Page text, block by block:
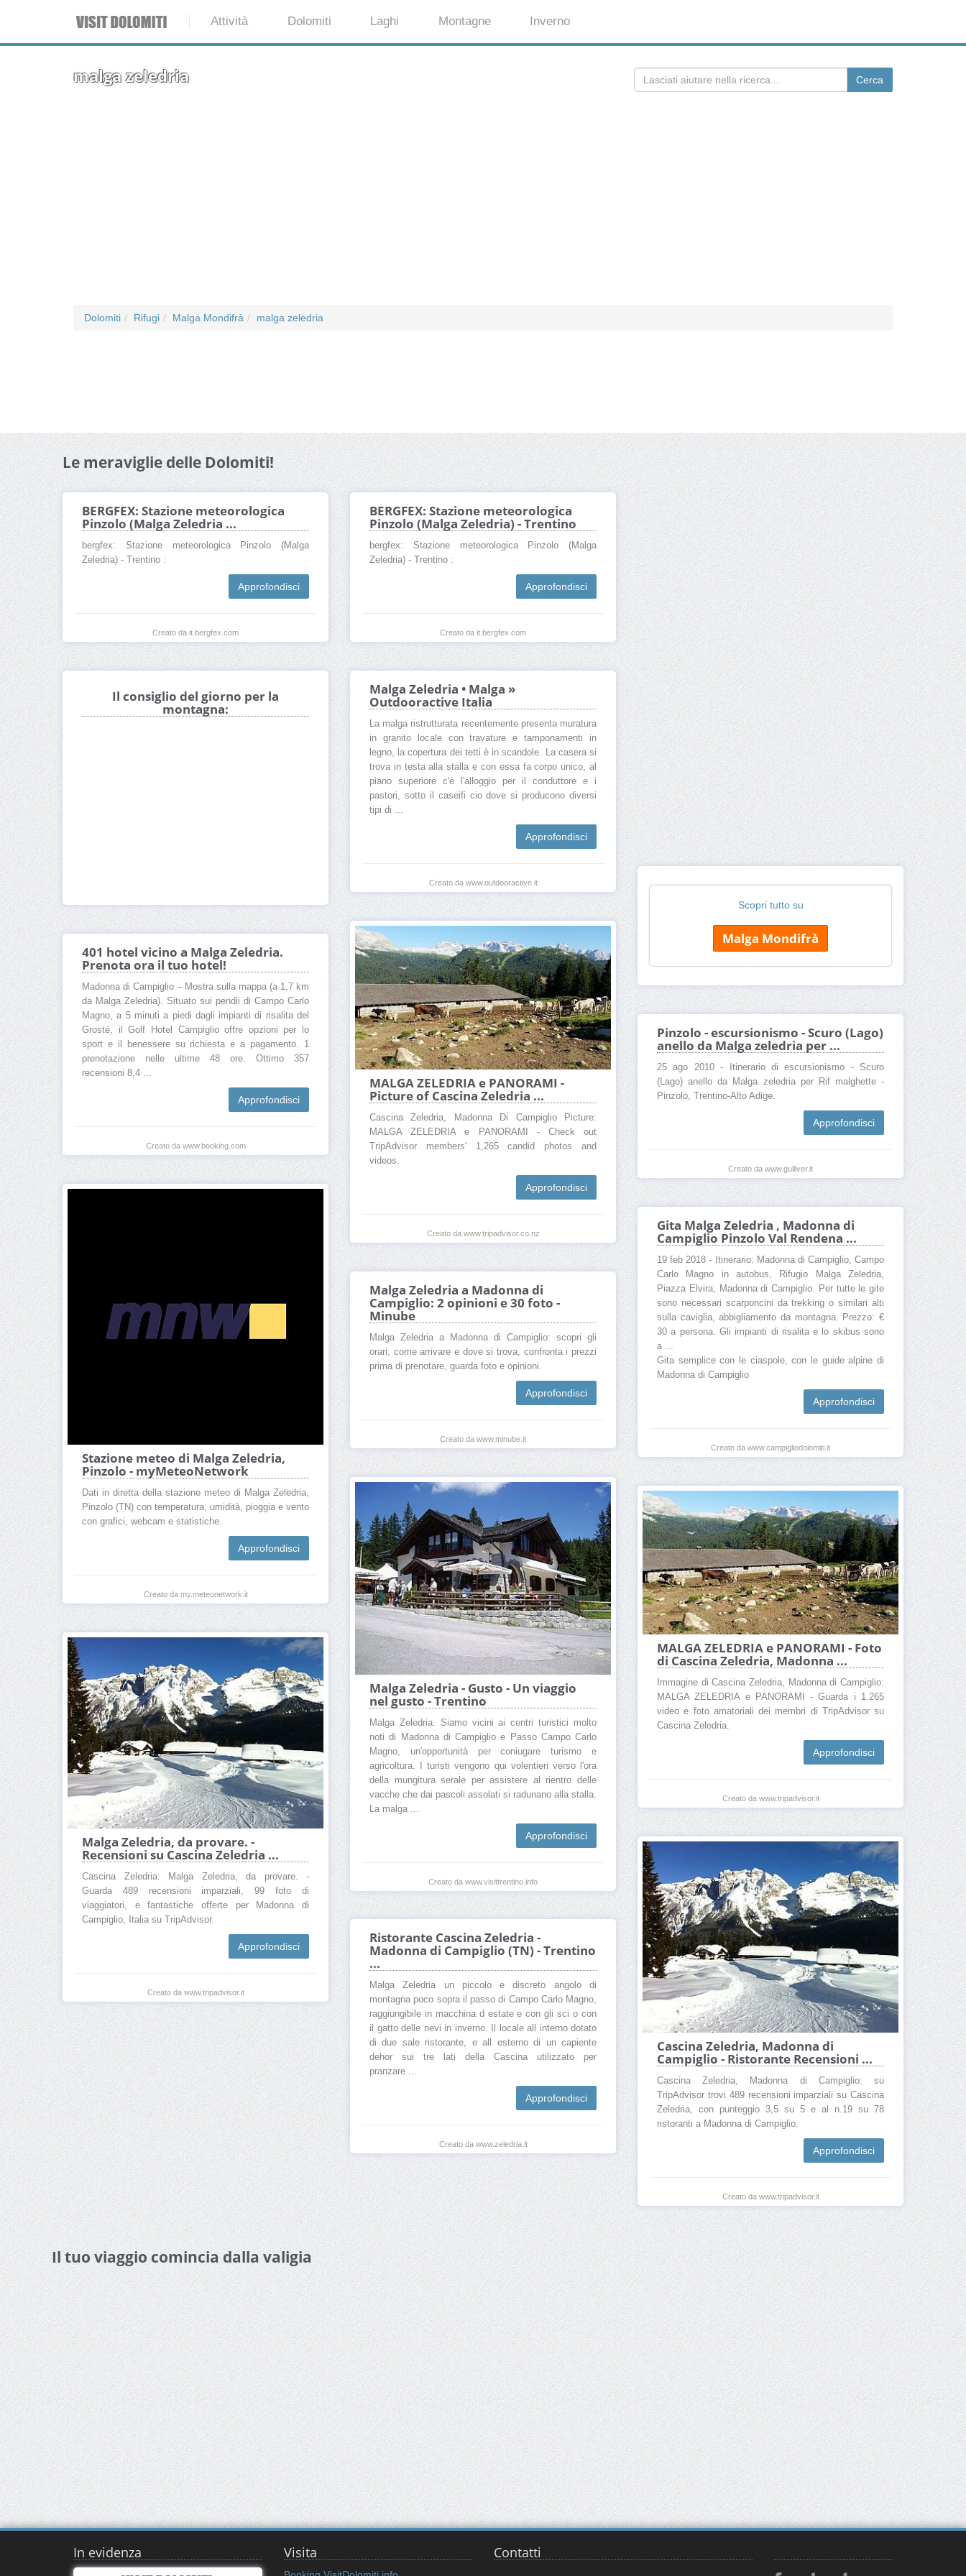
Attività Dolomiti Laghi Montagne Inverno
malga zeledria
Dolomiti Rifugi Malga Mondifrà malga zeledria
Le meraviglie delle Dolomiti!
BERGFEX: Stazione meteorologica
Pinzolo (Malga Zeledria ...
bergfex: Stazione meteorologica Pinzolo (Malga
Zeledria) - Trentino :
Approfondisci
Creato da it.bergfex.com
BERGFEX: Stazione meteorologica
Pinzolo (Malga Zeledria) - Trentino
bergfex: Stazione meteorologica Pinzolo (Malga
Zeledria) - Trentino :
Approfondisci
Creato da it.bergfex.com
Scopri tutto su
Malga Mondifrà
Il consiglio del giorno per la
montagna:
Malga Zeledria • Malga »
Outdooractive Italia
La malga ristrutturata recentemente presenta muratura
in granito locale con travature e tamponamenti in
legno, la copertura dei tetti è in scandole. La casera si
trova in testa alla stalla e con essa fa corpo unico, al
piano superiore c'è l'alloggio per il conduttore e i
pastori, sotto il caseifi cio dove si producono diversi
tipi di ...
Approfondisci
Creato da www.outdooractive.it
MALGA ZELEDRIA e PANORAMI -
Picture of Cascina Zeledria ...
Cascina Zeledria, Madonna Di Campiglio Picture:
MALGA ZELEDRIA e PANORAMI - Check out
TripAdvisor members' 1,265 candid photos and
videos.
Approfondisci
Creato da www.tripadvisor.co.nz
401 hotel vicino a Malga Zeledria.
Prenota ora il tuo hotel!
Madonna di Campiglio – Mostra sulla mappa (a 1,7 km
da Malga Zeledria). Situato sui pendii di Campo Carlo
Magno, a 5 minuti a piedi dagli impianti di risalita del
Grosté, il Golf Hotel Campiglio offre opzioni per lo
sport e il benessere su richiesta e a pagamento. 1
prenotazione nelle ultime 48 ore. Ottimo 357
recensioni 8,4 ...
Approfondisci
Creato da www.booking.com
Pinzolo - escursionismo - Scuro (Lago)
anello da Malga zeledria per ...
25 ago 2010 - Itinerario di escursionismo - Scuro
(Lago) anello da Malga zeledria per Rif malghette -
Pinzolo, Trentino-Alto Adige.
Approfondisci
Creato da www.gulliver.it
Stazione meteo di Malga Zeledria,
Pinzolo - myMeteoNetwork
Dati in diretta della stazione meteo di Malga Zeledria,
Pinzolo (TN) con temperatura, umidità, pioggia e vento
con grafici, webcam e statistiche.
Approfondisci
Creato da my.meteonetwork.it
Gita Malga Zeledria , Madonna di
Campiglio Pinzolo Val Rendena ...
19 feb 2018 - Itinerario: Madonna di Campiglio, Campo
Carlo Magno in autobus, Rifugio Malga Zeledria,
Piazza Elvira, Madonna di Campiglio. Per tutte le gite
sono necessari scarponcini da trekking o similari alti
sulla caviglia, abbigliamento da montagna. Prezzo: €
30 a persona. Gli impianti di risalita e lo skibus sono
a ...
Gita semplice con le ciaspole, con le guide alpine di
Madonna di Campiglio
Approfondisci
Creato da www.campigliodolomiti.it
Malga Zeledria a Madonna di
Campiglio: 2 opinioni e 30 foto -
Minube
Malga Zeledria a Madonna di Campiglio: scopri gli
orari, come arrivare e dove si trova, confronta i prezzi
prima di prenotare, guarda foto e opinioni.
Approfondisci
Creato da www.minube.it
Malga Zeledria - Gusto - Un viaggio
nel gusto - Trentino
Malga Zeledria. Siamo vicini ai centri turistici molto
noti di Madonna di Campiglio e Passo Campo Carlo
Magno, un'opportunità per coniugare turismo e
agricoltura. I turisti vengono qui volentieri verso l'ora
della mungitura serale per assistere al rientro delle
vacche che dai pascoli assolati si radunano alla stalla.
La malga ...
Approfondisci
Creato da www.visittrentino.info
MALGA ZELEDRIA e PANORAMI - Foto
di Cascina Zeledria, Madonna ...
Immagine di Cascina Zeledria, Madonna di Campiglio:
MALGA ZELEDRIA e PANORAMI - Guarda i 1.265
video e foto amatoriali dei membri di TripAdvisor su
Cascina Zeledria.
Approfondisci
Creato da www.tripadvisor.it
Malga Zeledria, da provare. -
Recensioni su Cascina Zeledria ...
Cascina Zeledria: Malga Zeledria, da provare. -
Guarda 489 recensioni imparziali, 99 foto di
viaggiatori, e fantastiche offerte per Madonna di
Campiglio, Italia su TripAdvisor.
Approfondisci
Creato da www.tripadvisor.it
Cascina Zeledria, Madonna di
Campiglio - Ristorante Recensioni ...
Cascina Zeledria, Madonna di Campiglio: su
TripAdvisor trovi 489 recensioni imparziali su Cascina
Zeledria, con punteggio 3,5 su 5 e al n.19 su 78
ristoranti a Madonna di Campiglio.
Approfondisci
Creato da www.tripadvisor.it
Ristorante Cascina Zeledria -
Madonna di Campiglio (TN) - Trentino
...
Malga Zeledria un piccolo e discreto angolo di
montagna poco sopra il passo di Campo Carlo Magno,
raggiungibile in macchina d estate e con gli sci o con
il gatto delle nevi in inverno. Il locale all interno dotato
di due sale ristorante, e all esterno di un capiente
dehor sui tre lati della Cascina utilizzato per
pranzare ...
Approfondisci
Creato da www.zeledria.it
Il tuo viaggio comincia dalla valigia
In evidenza Visita Contatti